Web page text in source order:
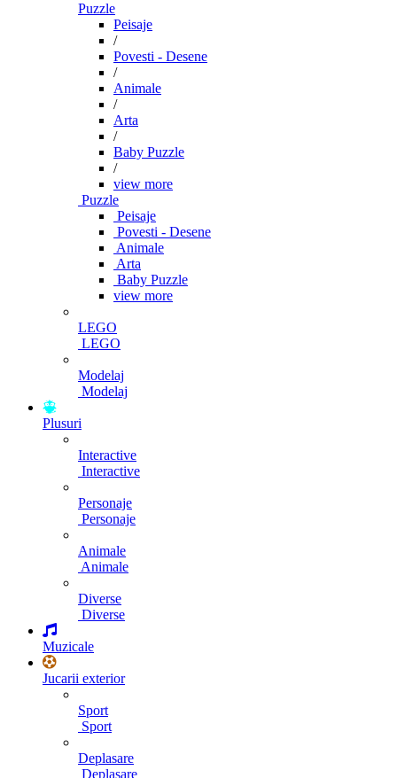
Puzzle
Peisaje
/
Povesti - Desene
/
Animale
/
Arta
/
Baby Puzzle
/
view more
Puzzle
Peisaje
Povesti - Desene
Animale
Arta
Baby Puzzle
view more
LEGO
LEGO
Modelaj
Modelaj
Plusuri
Interactive
Interactive
Personaje
Personaje
Animale
Animale
Diverse
Diverse
Muzicale
Jucarii exterior
Sport
Sport
Deplasare
Deplasare